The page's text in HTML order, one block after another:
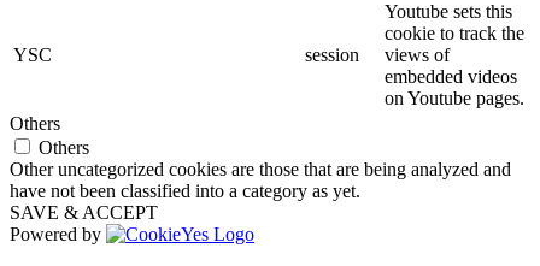
YSC session
Youtube sets this
cookie to track the
views of
embedded videos
on Youtube pages.
Others
Others
Other uncategorized cookies are those that are being analyzed and
have not been classified into a category as yet.
SAVE & ACCEPT
Powered by